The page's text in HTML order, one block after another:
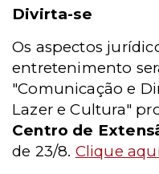
Divirta-se
Os aspectos
entretenimento
"Comunicação e
Lazer e Cultura"
Centro de
de 23/8. Clique aqui